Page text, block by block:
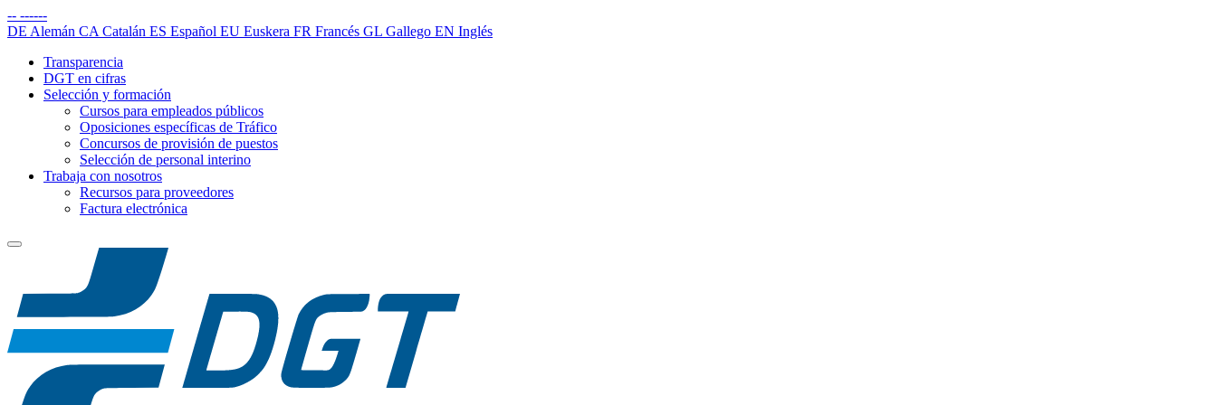
-- ------
DE Alemán CA Catalán ES Español EU Euskera FR Francés GL Gallego EN Inglés
Transparencia
DGT en cifras
Selección y formación
Cursos para empleados públicos
Oposiciones específicas de Tráfico
Concursos de provisión de puestos
Selección de personal interino
Trabaja con nosotros
Recursos para proveedores
Factura electrónica